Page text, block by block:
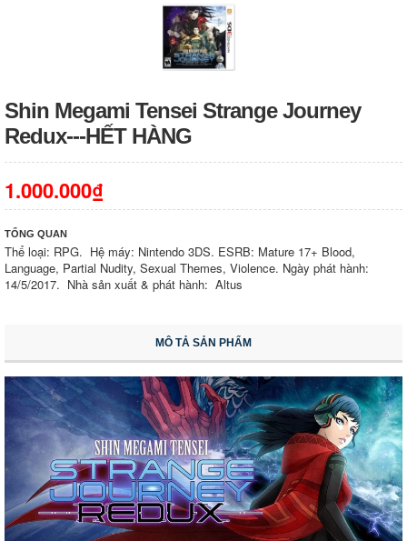
Shin Megami Tensei Strange Journey
Redux---HẾT HÀNG
1.000.000₫
TỔNG QUAN
Thể loại: RPG. Hệ máy: Nintendo 3DS. ESRB: Mature 17+ Blood,
Language, Partial Nudity, Sexual Themes, Violence. Ngày phát hành:
14/5/2017. Nhà sản xuất & phát hành: Altus
MÔ TẢ SẢN PHẨM